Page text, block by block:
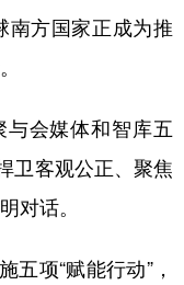
宁夏
語 한국어
南方国家正成为推
会媒体和智库五
卫客观公正、聚焦
对话。
项“赋能行动”，